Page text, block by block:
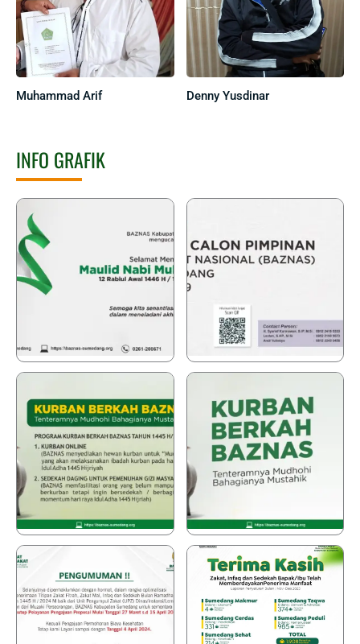
Muhammad Arif Denny Yusdinar
INFO GRAFIK